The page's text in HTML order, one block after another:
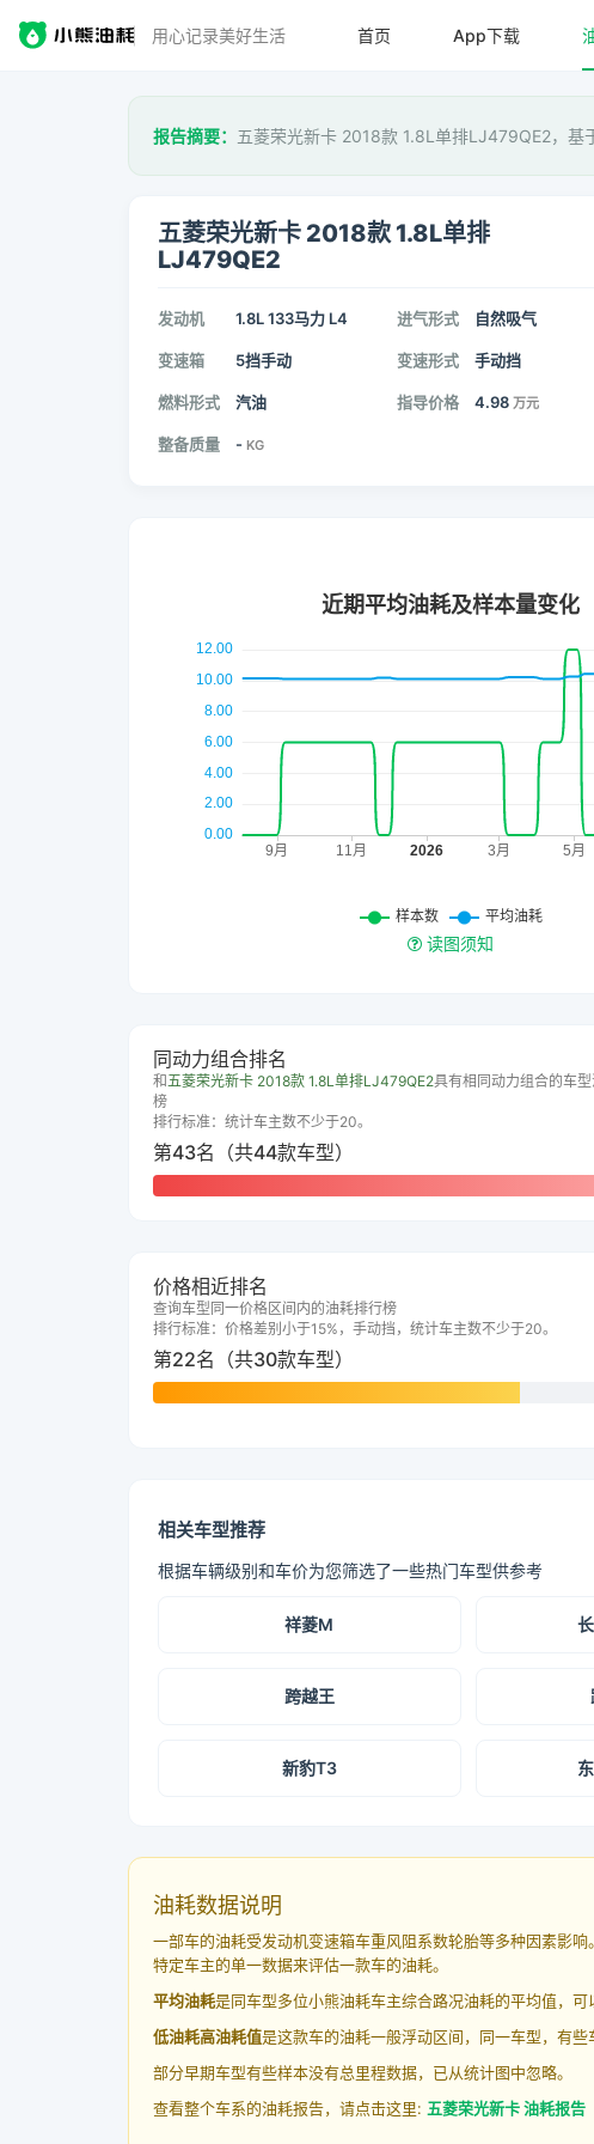
用心记录美好生活 首页 App下载
报告摘要： 五菱荣光新卡 2018款 1.8L单排LJ479QE2，基
五菱荣光新卡 2018款 1.8L单排
LJ479QE2
发动机 1.8L 133马力 L4 进气形式 自然吸气
变速箱 5挡手动 变速形式 手动挡
燃料形式 汽油 指导价格 4.98 万元
整备质量 - KG
读图须知
同动力组合排名
和五菱荣光新卡 2018款 1.8L单排LJ479QE2具有相同动力组合的车
榜
排行标准：统计车主数不少于20。
第43名（共44款车型）
价格相近排名
查询车型同一价格区间内的油耗排行榜
排行标准：价格差别小于15%，手动挡，统计车主数不少于20。
第22名（共30款车型）
相关车型推荐
根据车辆级别和车价为您筛选了一些热门车型供参考
祥菱M
跨越王
新豹T3
油耗数据说明
一部车的油耗受发动机变速箱车重风阻系数轮胎等多种因素影
特定车主的单一数据来评估一款车的油耗。
平均油耗是同车型多位小熊油耗车主综合路况油耗的平均值，
低油耗高油耗值是这款车的油耗一般浮动区间，同一车型，有
部分早期车型有些样本没有总里程数据，已从统计图中忽略。
查看整个车系的油耗报告，请点击这里: 五菱荣光新卡 油耗报告